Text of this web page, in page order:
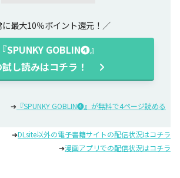
に最大10％ポイント還元！
『SPUNKY GOBLIN❹』
試し読みはコチラ！
➔ 『SPUNKY GOBLIN❹』が無料で4ページ読める
➔DLsite以外の電子書籍サイトの配信状況はコチラ
➔漫画アプリでの配信状況はコチラ